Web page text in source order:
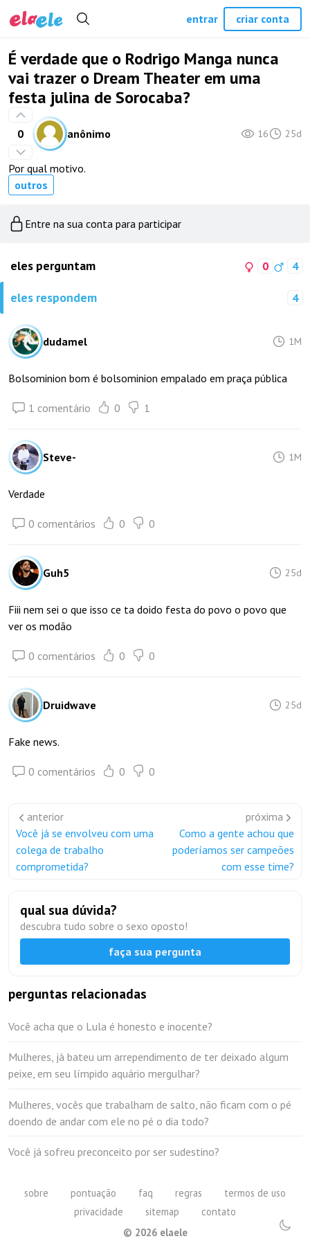
É verdade que o Rodrigo Manga nunca
vai trazer o Dream Theater em uma
festa julina de Sorocaba?
0 anônimo 16 25d
Por qual motivo.
outros
Entre na sua conta para participar
eles perguntam 0 4
eles respondem 4
dudamel 1M
Bolsominion bom é bolsominion empalado em praça pública
1 comentário 0 1
Steve- 1M
Verdade
0 comentários 0 0
Guh5 25d
Fiii nem sei o que isso ce ta doido festa do povo o povo que
ver os modão
0 comentários 0 0
Druidwave 25d
Fake news.
0 comentários 0 0
anterior
Você já se envolveu com uma
colega de trabalho
comprometida?
próxima
Como a gente achou que
poderíamos ser campeões
com esse time?
qual sua dúvida?
descubra tudo sobre o sexo oposto!
faça sua pergunta
perguntas relacionadas
Você acha que o Lula é honesto e inocente?
Mulheres, já bateu um arrependimento de ter deixado algum
peixe, em seu límpido aquário mergulhar?
Mulheres, vocês que trabalham de salto, não ficam com o pé
doendo de andar com ele no pé o dia todo?
Você já sofreu preconceito por ser sudestino?
sobre pontuação faq regras
termos de uso
privacidade
sitemap
contato
© 2026elaele
entrar criar conta